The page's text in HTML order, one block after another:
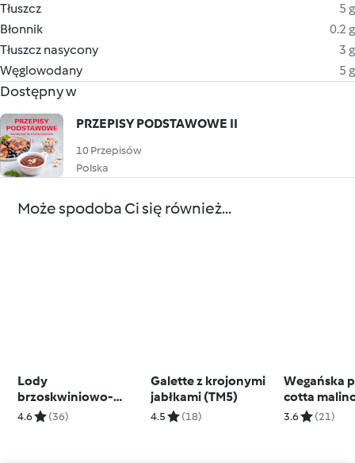
Tłuszcz
5 g
Błonnik
0.2 g
Tłuszcz nasycony
3 g
Węglowodany
5 g
Dostępny w
PRZEPISY PODSTAWOWE II
10 Przepisów
Polska
Może spodoba Ci się również...
Lody
brzoskwiniowo-
migdałowe
4.6 (36)
Galette z krojonymi
jabłkami (TM5)
4.5 (18)
Wegańska
cotta
kokosowa
3.6 (21)